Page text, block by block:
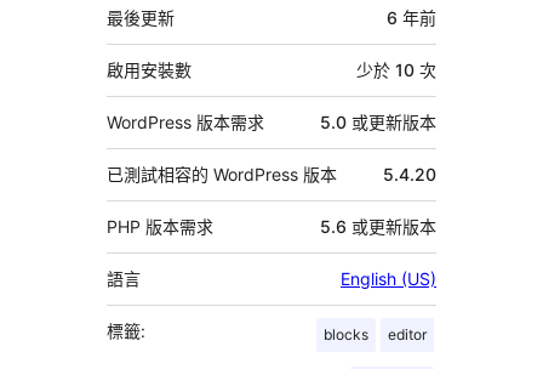
資
料
最後更新 6 年前
啟用安裝數 少於 10 次
WordPress 版本需求 5.0 或更新版本
已測試相容的 WordPress 版本 5.4.20
PHP 版本需求 5.6 或更新版本
語言 English (US)
標籤: blocks editor